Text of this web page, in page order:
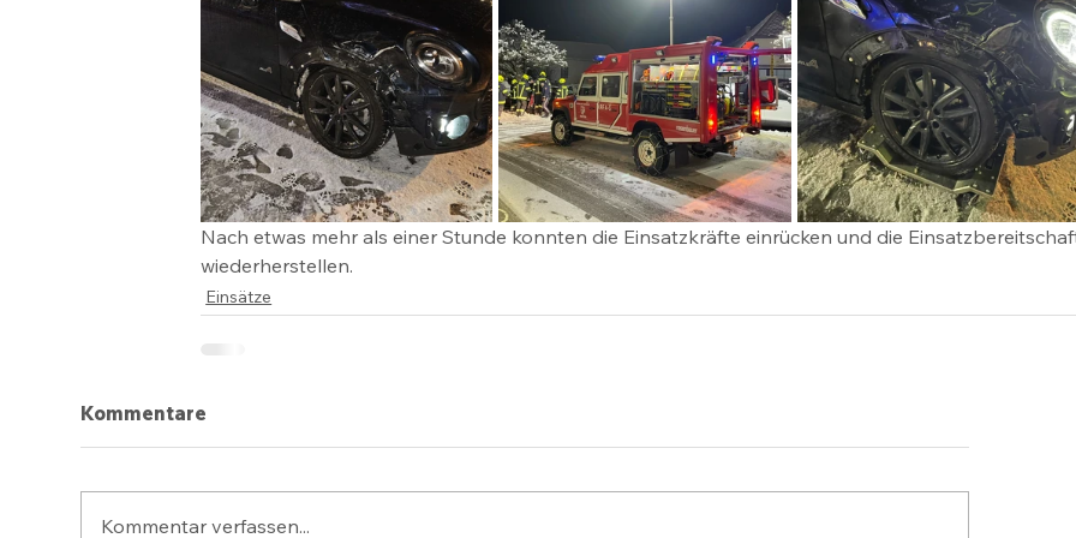
Nach etwas mehr als einer Stunde konnten die Einsatzkräfte einrücken und die
wiederherstellen.
Einsätze
Kommentare
Kommentar verfassen...